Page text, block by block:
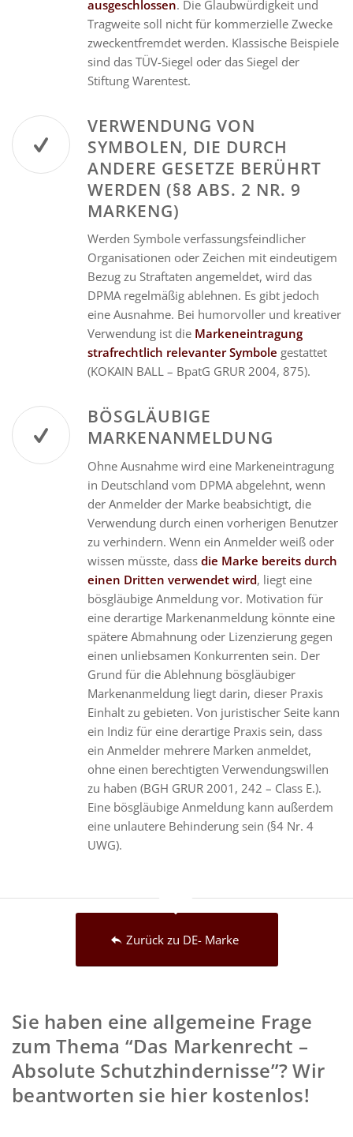
ausgeschlossen. Die Glaubwürdigkeit und
Tragweite soll nicht für kommerzielle Zwecke
zweckentfremdet werden. Klassische Beispiele
sind das TÜV-Siegel oder das Siegel der
Stiftung Warentest.
VERWENDUNG VON
SYMBOLEN, DIE DURCH
ANDERE GESETZE BERÜHRT
WERDEN (§8 ABS. 2 NR. 9
MARKENG)
Werden Symbole verfassungsfeindlicher
Organisationen oder Zeichen mit eindeutigem
Bezug zu Straftaten angemeldet, wird das
DPMA regelmäßig ablehnen. Es gibt jedoch
eine Ausnahme. Bei humorvoller und kreativer
Verwendung ist die Markeneintragung
strafrechtlich relevanter Symbole gestattet
(KOKAIN BALL – BpatG GRUR 2004, 875).
BÖSGLÄUBIGE
MARKENANMELDUNG
Ohne Ausnahme wird eine Markeneintragung
in Deutschland vom DPMA abgelehnt, wenn
der Anmelder der Marke beabsichtigt, die
Verwendung durch einen vorherigen Benutzer
zu verhindern. Wenn ein Anmelder weiß oder
wissen müsste, dass die Marke bereits durch
einen Dritten verwendet wird, liegt eine
bösgläubige Anmeldung vor. Motivation für
eine derartige Markenanmeldung könnte eine
spätere Abmahnung oder Lizenzierung gegen
einen unliebsamen Konkurrenten sein. Der
Grund für die Ablehnung bösgläubiger
Markenanmeldung liegt darin, dieser Praxis
Einhalt zu gebieten. Von juristischer Seite kann
ein Indiz für eine derartige Praxis sein, dass
ein Anmelder mehrere Marken anmeldet,
ohne einen berechtigten Verwendungswillen
zu haben (BGH GRUR 2001, 242 – Class E.).
Eine bösgläubige Anmeldung kann außerdem
eine unlautere Behinderung sein (§4 Nr. 4
UWG).
Zurück zu DE- Marke
Sie haben eine allgemeine Frage
zum Thema “Das Markenrecht –
Absolute Schutzhindernisse”? Wir
beantworten sie hier kostenlos!